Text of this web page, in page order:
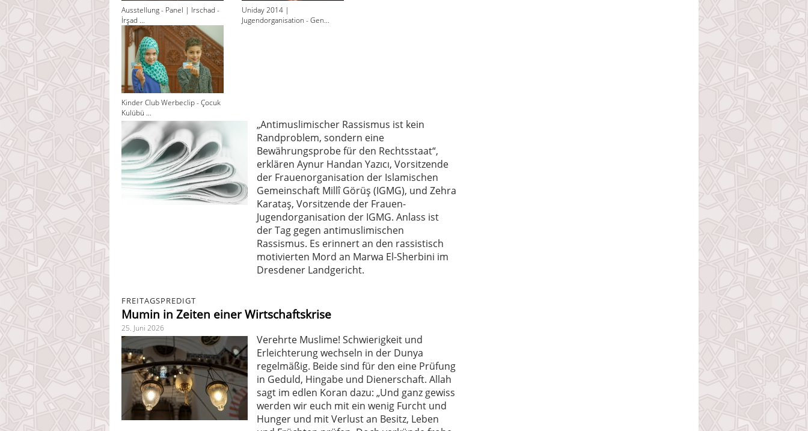
Ausstellung - Panel | Irschad -
İrşad ...
Uniday 2014 |
Jugendorganisation - Gen...
Kinder Club Werbeclip - Çocuk
Kulübü ...
„Antimuslimischer Rassismus ist kein
Randproblem, sondern eine
Bewährungsprobe für den Rechtsstaat“,
erklären Aynur Handan Yazıcı, Vorsitzende
der Frauenorganisation der Islamischen
Gemeinschaft Millî Görüş (IGMG), und Zehra
Karataş, Vorsitzende der Frauen-
Jugendorganisation der IGMG. Anlass ist
der Tag gegen antimuslimischen
Rassismus. Es erinnert an den rassistisch
motivierten Mord an Marwa El-Sherbini im
Dresdener Landgericht.
FREITAGSPREDIGT
Mumin in Zeiten einer Wirtschaftskrise
25. Juni 2026
Verehrte Muslime! Schwierigkeit und
Erleichterung wechseln in der Dunya
regelmäßig. Beide sind für den eine Prüfung
in Geduld, Hingabe und Dienerschaft. Allah
sagt im edlen Koran dazu: „Und ganz gewiss
werden wir euch mit ein wenig Furcht und
Hunger und mit Verlust an Besitz, Leben